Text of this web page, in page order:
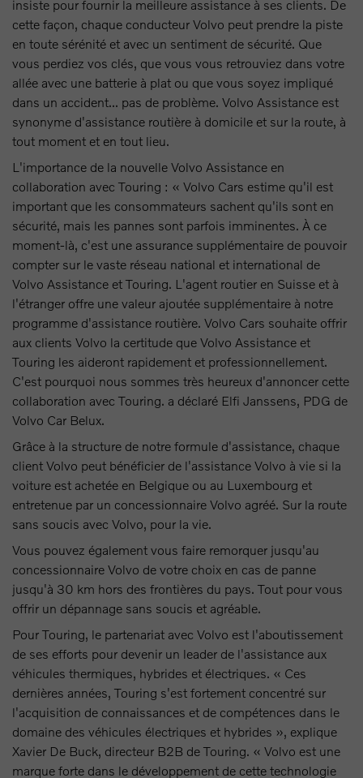
insiste pour fournir la meilleure assistance à ses clients. De
cette façon, chaque conducteur Volvo peut prendre la piste
en toute sérénité et avec un sentiment de sécurité. Que
vous perdiez vos clés, que vous vous retrouviez dans votre
allée avec une batterie à plat ou que vous soyez impliqué
dans un accident... pas de problème. Volvo Assistance est
synonyme d'assistance routière à domicile et sur la route, à
tout moment et en tout lieu.
L'importance de la nouvelle Volvo Assistance en
collaboration avec Touring : « Volvo Cars estime qu'il est
important que les consommateurs sachent qu'ils sont en
sécurité, mais les pannes sont parfois imminentes. À ce
moment-là, c'est une assurance supplémentaire de pouvoir
compter sur le vaste réseau national et international de
Volvo Assistance et Touring. L'agent routier en Suisse et à
l'étranger offre une valeur ajoutée supplémentaire à notre
programme d'assistance routière. Volvo Cars souhaite offrir
aux clients Volvo la certitude que Volvo Assistance et
Touring les aideront rapidement et professionnellement.
C'est pourquoi nous sommes très heureux d'annoncer cette
collaboration avec Touring. a déclaré Elfi Janssens, PDG de
Volvo Car Belux.
Grâce à la structure de notre formule d'assistance, chaque
client Volvo peut bénéficier de l'assistance Volvo à vie si la
voiture est achetée en Belgique ou au Luxembourg et
entretenue par un concessionnaire Volvo agréé. Sur la route
sans soucis avec Volvo, pour la vie.
Vous pouvez également vous faire remorquer jusqu'au
concessionnaire Volvo de votre choix en cas de panne
jusqu'à 30 km hors des frontières du pays. Tout pour vous
offrir un dépannage sans soucis et agréable.
Pour Touring, le partenariat avec Volvo est l'aboutissement
de ses efforts pour devenir un leader de l'assistance aux
véhicules thermiques, hybrides et électriques. « Ces
dernières années, Touring s'est fortement concentré sur
l'acquisition de connaissances et de compétences dans le
domaine des véhicules électriques et hybrides », explique
Xavier De Buck, directeur B2B de Touring. « Volvo est une
marque forte dans le développement de cette technologie